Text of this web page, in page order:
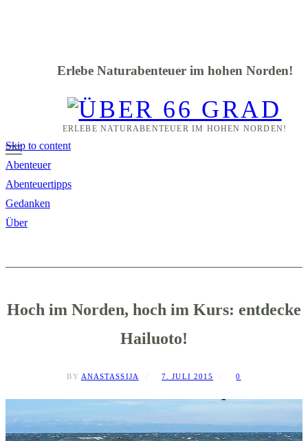
Erlebe Naturabenteuer im hohen Norden!
ERLEBE NATURABENTEUER IM HOHEN NORDEN!
Skip to content
Abenteuer
Abenteuertipps
Gedanken
Über
Hoch im Norden, hoch im Kurs: entdecke
Hailuoto!
BY ANASTASSIJA 7. JULI 2015 0